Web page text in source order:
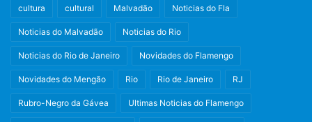
cultura cultural Malvadão Noticias do Fla
Noticias do Malvadão Noticias do Rio
Noticias do Rio de Janeiro Novidades do Flamengo
Novidades do Mengão Rio Rio de Janeiro RJ
Rubro-Negro da Gávea Ultimas Noticias do Flamengo